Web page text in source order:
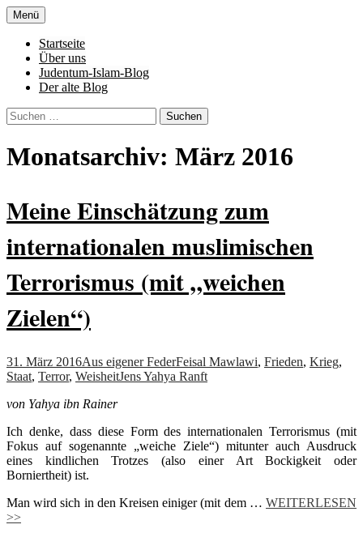
Zum
Inhalt
springen
Al-Adala.de
von allem
Menü
Startseite
Über uns
Judentum-Islam-Blog
Der alte Blog
Suchen
nach:
Monatsarchiv: März 2016
Meine Einschätzung zum
internationalen muslimischen
Terrorismus (mit „weichen
Zielen“)
31. März 2016Aus eigener FederFeisal Mawlawi, Frieden, Krieg,
Staat, Terror, WeisheitJens Yahya Ranft
von Yahya ibn Rainer
Ich denke, dass diese Form des internationalen Terrorismus (mit
Fokus auf sogenannte „weiche Ziele“) mitunter auch Ausdruck
eines kindlichen Trotzes (also einer Art Bockigkeit oder
Borniertheit) ist.
Man wird sich in den Kreisen einiger (mit dem … WEITERLESEN
>>